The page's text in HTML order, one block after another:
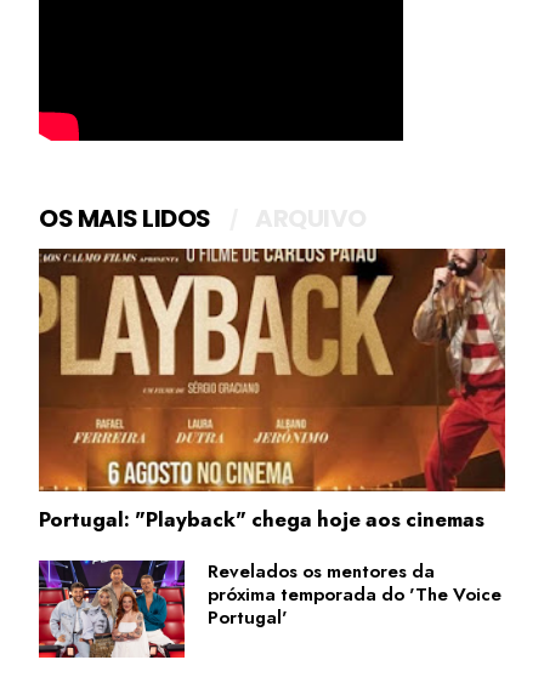
OS MAIS LIDOS
Portugal: "Playback" chega hoje aos cinemas
Revelados os mentores da
próxima temporada do 'The Voice
Portugal'